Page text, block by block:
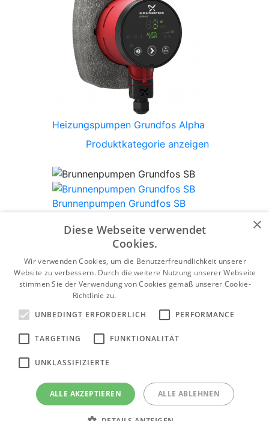
Heizungspumpen Grundfos Alpha
Produktkategorie anzeigen
Brunnenpumpen Grundfos SB
Produktkategorie anzeigen
Heizungspumpen Grundfos Magna1
Produktkategorie anzeigen
Heizungspumpen Grundfos Magna3
Produktkategorie anzeigen
×
Diese Webseite verwendet
Cookies.
Wir verwenden Cookies, um die Benutzerfreundlichkeit unserer
Website zu verbessern. Durch die weitere Nutzung unserer Webseite
stimmen Sie der Verwendung von Cookies gemäß unserer Cookie-
Richtlinie zu.
UNBEDINGT ERFORDERLICH
PERFORMANCE
TARGETING FUNKTIONALITÄT
UNKLASSIFIZIERTE
ALLE AKZEPTIEREN ALLE ABLEHNEN